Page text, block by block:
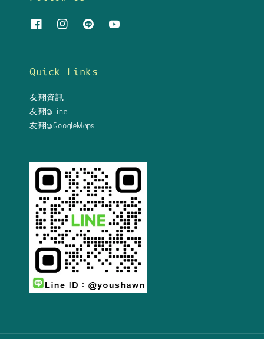
Quick Links
友翔資訊
友翔@Line
友翔@GoogleMaps